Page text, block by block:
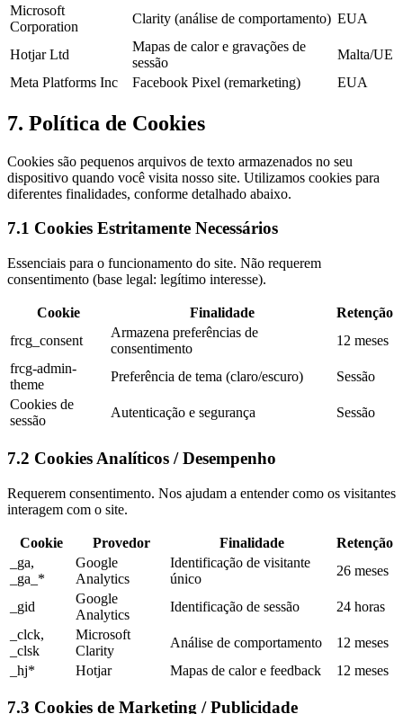
Microsoft
Corporation
Clarity (análise de comportamento) EUA
Hotjar Ltd
Mapas de calor e gravações de
sessão
Malta/UE
Meta Platforms Inc
Facebook Pixel (remarketing) EUA
7. Política de Cookies
Cookies são pequenos arquivos de texto armazenados no seu
dispositivo quando você visita nosso site. Utilizamos cookies para
diferentes finalidades, conforme detalhado abaixo.
7.1 Cookies Estritamente Necessários
Essenciais para o funcionamento do site. Não requerem
consentimento (base legal: legítimo interesse).
Cookie Finalidade
Retenção
frcg_consent
Armazena preferências de
consentimento
12 meses
frcg-admin-
theme
Preferência de tema (claro/escuro)
Sessão
Cookies de
sessão
Autenticação e segurança Sessão
7.2 Cookies Analíticos / Desempenho
Requerem consentimento. Nos ajudam a entender como os visitantes
interagem com o site.
Cookie Provedor Finalidade
Retenção
_ga,
_ga_*
Google
Analytics
Identificação de visitante
único
26 meses
_gid
Google
Analytics
Identificação de sessão
24 horas
_clck,
_clsk
Microsoft
Clarity
Análise de comportamento
12 meses
_hj*
Hotjar Mapas de calor e feedback 12 meses
7.3 Cookies de Marketing / Publicidade